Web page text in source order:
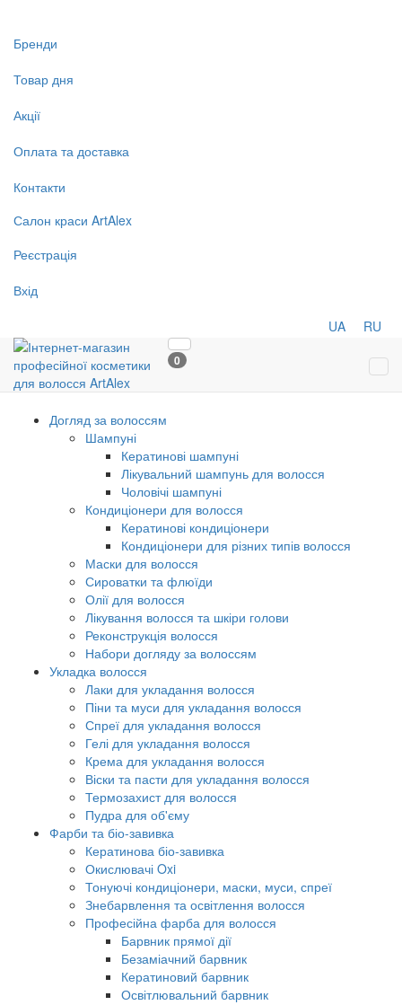
Бренди
Товар дня
Акції
Оплата та доставка
Контакти
Салон краси ArtAlex
Реєстрація
Вхід
UA RU
0
Догляд за волоссям
Шампуні
Кератинові шампуні
Лікувальний шампунь для волосся
Чоловічі шампуні
Кондиціонери для волосся
Кератинові кондиціонери
Кондиціонери для різних типів волосся
Маски для волосся
Сироватки та флюїди
Олії для волосся
Лікування волосся та шкіри голови
Реконструкція волосся
Набори догляду за волоссям
Укладка волосся
Лаки для укладання волосся
Піни та муси для укладання волосся
Спреї для укладання волосся
Гелі для укладання волосся
Крема для укладання волосся
Віски та пасти для укладання волосся
Термозахист для волосся
Пудра для об'єму
Фарби та біо-завивка
Кератинова біо-завивка
Окислювачі Oxi
Тонуючі кондиціонери, маски, муси, спреї
Знебарвлення та освітлення волосся
Професійна фарба для волосся
Барвник прямої дії
Безаміачний барвник
Кератиновий барвник
Освітлювальний барвник